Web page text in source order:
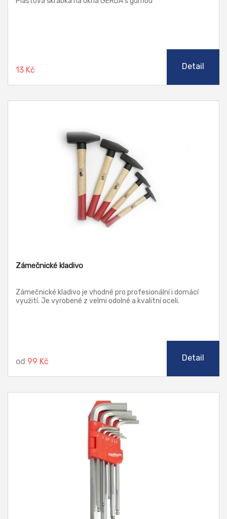
13 Kč Detail
Zámečnické kladivo
Zámečnické kladivo je vhodné pro profesionální i domácí
využití. Je vyrobené z velmi odolné a kvalitní oceli.
od 99 Kč Detail